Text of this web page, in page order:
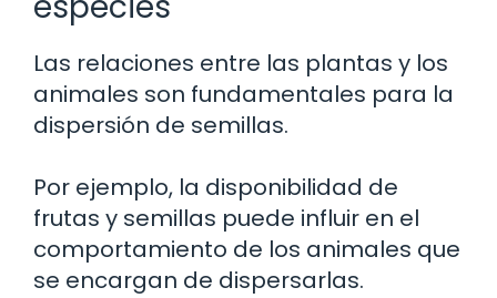
Las relaciones entre las plantas y los
animales son fundamentales para la
dispersión de semillas.
Por ejemplo, la disponibilidad de
frutas y semillas puede influir en el
comportamiento de los animales que
se encargan de dispersarlas.